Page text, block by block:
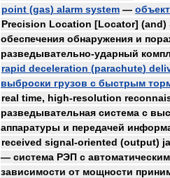
point (gas) alarm system —
Precision Location [Locator] (and)
обеспечения обнаружения и
разведывательно-ударный
rapid deceleration (parachute)
выброски грузов с быстрым
real time, high-resolution
разведывательная система с
аппаратуры и передачей
received signal-oriented (output)
— система РЭП с автоматическим
зависимости от мощности